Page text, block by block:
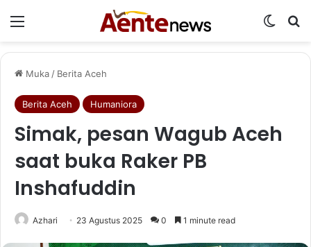
Menu
Muka / Berita Aceh
Berita Aceh Humaniora
Simak, pesan Wagub Aceh
saat buka Raker PB
Inshafuddin
Azhari 23 Agustus 2025 0 1 minute read